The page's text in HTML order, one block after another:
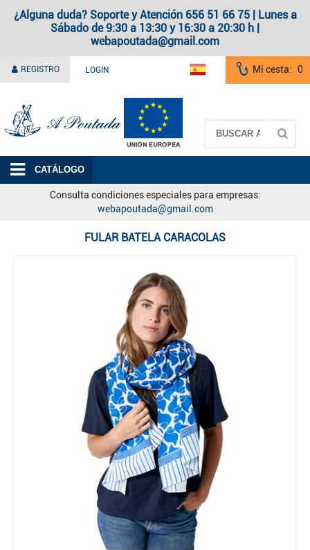
¿Alguna duda? Soporte y Atención 656 51 66 75 | Lunes a
Sábado de 9:30 a 13:30 y 16:30 a 20:30 h |
webapoutada@gmail.com
REGISTRO LOGIN Mi cesta: 0
CATÁLOGO
Consulta condiciones especiales para empresas:
webapoutada@gmail.com
FULAR BATELA CARACOLAS